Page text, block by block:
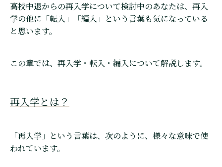
高校中退からの再入学について検討中のあなたは、再入
学の他に「転入」「編入」という言葉も気になっている
と思います。
この章では、再入学・転入・編入について解説します。
再入学とは？
「再入学」という言葉は、次のように、様々な意味で使
われています。